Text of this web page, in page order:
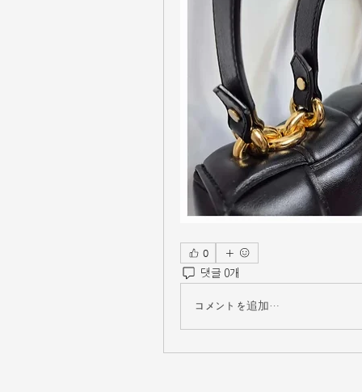
0
댓글 0개
コメントを追加…